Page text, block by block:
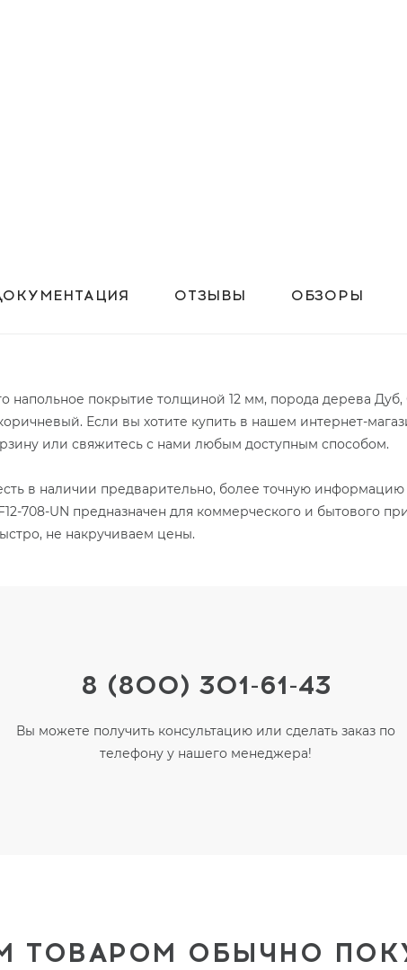
ОТЗЫВЫ ОБЗОРЫ
напольное покрытие толщиной 12 мм, порода дерева Дуб,
Если вы хотите купить в нашем интернет-
или свяжитесь с нами любым доступным способом.
в наличии предварительно, более точную информацию
708-UN предназначен для коммерческого и бытового
не накручиваем цены.
8 (800) 301-61-43
Вы можете получить консультацию или сделать заказ по
телефону у нашего менеджера!
ТОВАРОМ ОБЫЧНО